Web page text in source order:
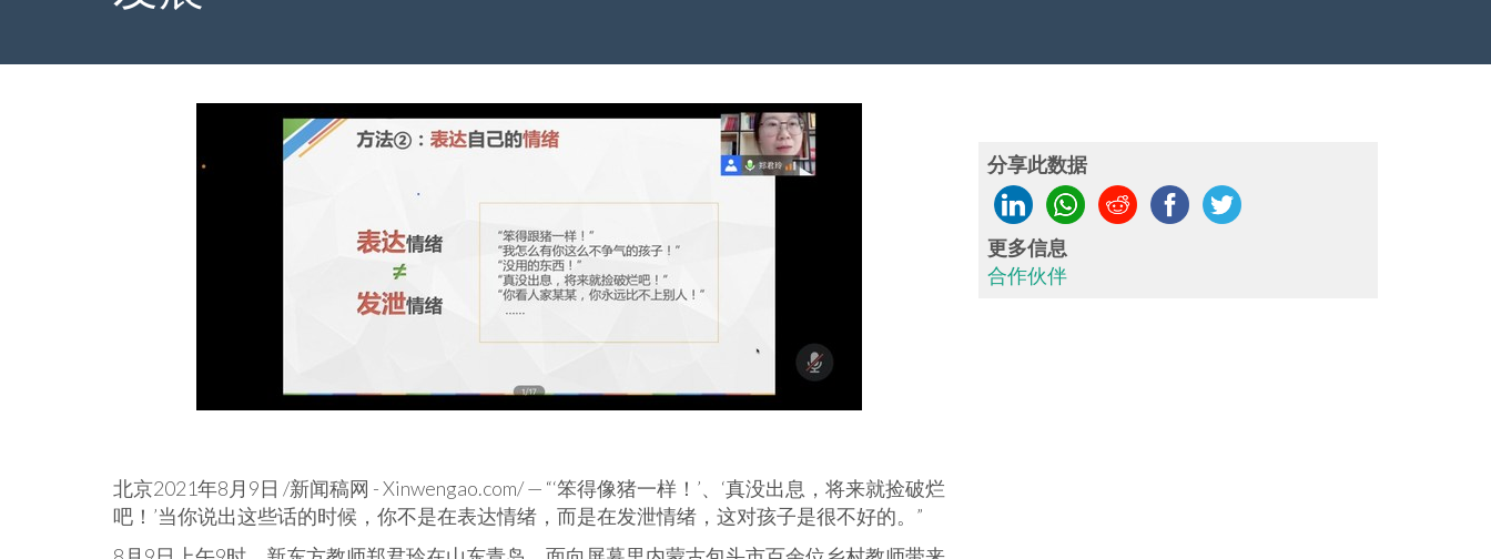
北京2021年8月9日 /新闻稿网 - Xinwengao.com/ — “‘笨得像猪一样！’、‘真没出息，将来就捡破烂
吧！’当你说出这些话的时候，你不是在表达情绪，而是在发泄情绪，这对孩子是很不好的。”
分享此数据
更多信息
合作伙伴